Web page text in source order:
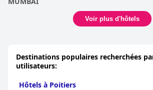
Voir plus d'hôtels
Destinations populaires recherchées
utilisateurs:
Hôtels à Poitiers